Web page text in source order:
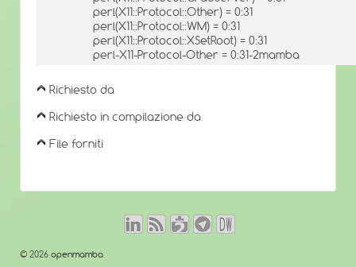
perl(X11::Protocol::Other) = 0:31
perl(X11::Protocol::WM) = 0:31
perl(X11::Protocol::XSetRoot) = 0:31
perl-X11-Protocol-Other = 0:31-2mamba
Richiesto da
Richiesto in compilazione da
File forniti
© 2026 openmamba